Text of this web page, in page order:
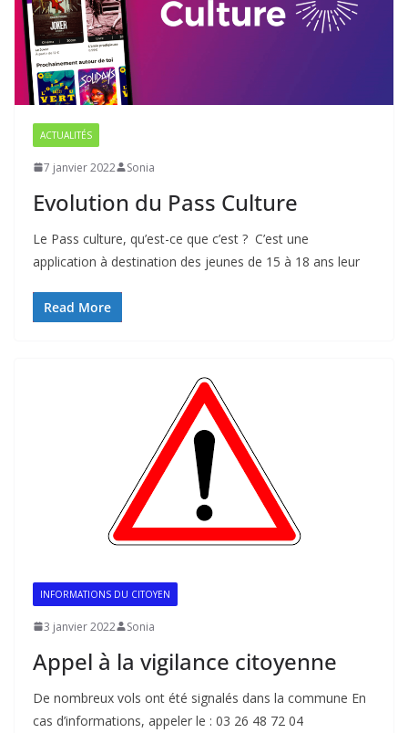
ACTUALITÉS
7 janvier 2022 Sonia
Evolution du Pass Culture
Le Pass culture, qu’est-ce que c’est ? C’est une
application à destination des jeunes de 15 à 18 ans leur
Read More
INFORMATIONS DU CITOYEN
3 janvier 2022 Sonia
Appel à la vigilance citoyenne
De nombreux vols ont été signalés dans la commune En
cas d’informations, appeler le : 03 26 48 72 04